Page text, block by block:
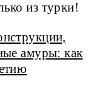
из турки!
амуры: как